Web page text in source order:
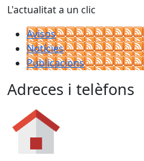
L'actualitat a un clic
Avisos
Notícies
Publicacions
Adreces i telèfons